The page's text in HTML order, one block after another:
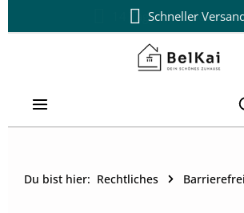
Zum Hauptinhalt springenSchneller
14 Tage kostenloser
Du bist hier: Rechtliches